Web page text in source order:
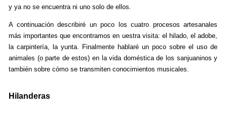
y ya no se encuentra ni uno solo de ellos.
A continuación describiré un poco los cuatro procesos artesanales
más importantes que encontramos en uestra visita: el hilado, el adobe,
la carpintería, la yunta. Finalmente hablaré un poco sobre el uso de
animales (o parte de estos) en la vida doméstica de los sanjuaninos y
también sobre cómo se transmiten conocimientos musicales.
Hilanderas